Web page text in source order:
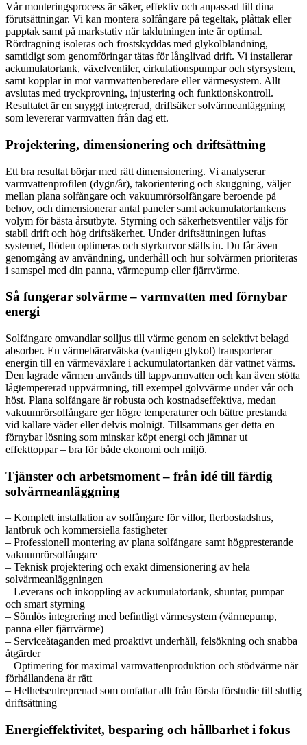
Vår monteringsprocess är säker, effektiv och anpassad till dina
förutsättningar. Vi kan montera solfångare på tegeltak, plåttak eller
papptak samt på markstativ när taklutningen inte är optimal.
Rördragning isoleras och frostskyddas med glykolblandning,
samtidigt som genomföringar tätas för långlivad drift. Vi installerar
ackumulatortank, växelventiler, cirkulationspumpar och styrsystem,
samt kopplar in mot varmvattenberedare eller värmesystem. Allt
avslutas med tryckprovning, injustering och funktionskontroll.
Resultatet är en snyggt integrerad, driftsäker solvärmeanläggning
som levererar varmvatten från dag ett.
Projektering, dimensionering och driftsättning
Ett bra resultat börjar med rätt dimensionering. Vi analyserar
varmvattenprofilen (dygn/år), takorientering och skuggning, väljer
mellan plana solfångare och vakuumrörsolfångare beroende på
behov, och dimensionerar antal paneler samt ackumulatortankens
volym för bästa årsutbyte. Styrning och säkerhetsventiler väljs för
stabil drift och hög driftsäkerhet. Under driftsättningen luftas
systemet, flöden optimeras och styrkurvor ställs in. Du får även
genomgång av användning, underhåll och hur solvärmen prioriteras
i samspel med din panna, värmepump eller fjärrvärme.
Så fungerar solvärme – varmvatten med förnybar
energi
Solfångare omvandlar solljus till värme genom en selektivt belagd
absorber. En värmebärarvätska (vanligen glykol) transporterar
energin till en värmeväxlare i ackumulatortanken där vattnet värms.
Den lagrade värmen används till tappvarmvatten och kan även stötta
lågtempererad uppvärmning, till exempel golvvärme under vår och
höst. Plana solfångare är robusta och kostnadseffektiva, medan
vakuumrörsolfångare ger högre temperaturer och bättre prestanda
vid kallare väder eller delvis molnigt. Tillsammans ger detta en
förnybar lösning som minskar köpt energi och jämnar ut
effekttoppar – bra för både ekonomi och miljö.
Tjänster och arbetsmoment – från idé till färdig
solvärmeanläggning
– Komplett installation av solfångare för villor, flerbostadshus,
lantbruk och kommersiella fastigheter
– Professionell montering av plana solfångare samt högpresterande
vakuumrörsolfångare
– Teknisk projektering och exakt dimensionering av hela
solvärmeanläggningen
– Leverans och inkoppling av ackumulatortank, shuntar, pumpar
och smart styrning
– Sömlös integrering med befintligt värmesystem (värmepump,
panna eller fjärrvärme)
– Serviceåtaganden med proaktivt underhåll, felsökning och snabba
åtgärder
– Optimering för maximal varmvattenproduktion och stödvärme när
förhållandena är rätt
– Helhetsentreprenad som omfattar allt från första förstudie till slutlig
driftsättning
Energieffektivitet, besparing och hållbarhet i fokus